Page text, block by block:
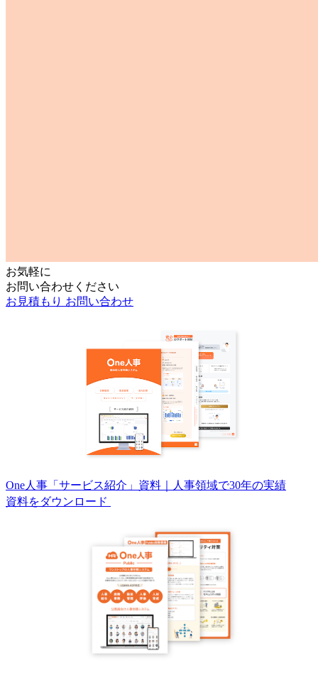
お気軽に
お問い合わせください
お見積もり お問い合わせ
One人事「サービス紹介」資料｜人事領域で30年の実績
資料をダウンロード